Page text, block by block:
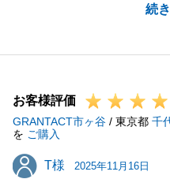
続
したが、H様に迅速にご
ご成約いただくことがで
以前よりご希望をいただ
す。
また何かお手伝いさせて
たら、お気軽にお申しつ
今後とも、どうぞよろし
お客様評価
GRANTACT市ヶ谷 / 東京都 千
を ご購入
T様
T様 2025年11月16日